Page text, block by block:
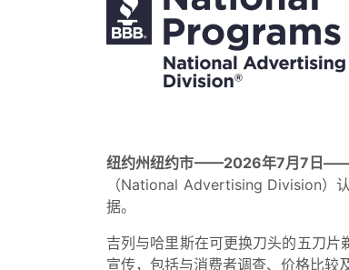
纽约州纽约市——2026年7月7日——
（National Advertising Division）
据。
吉列与哈里斯在可更换刀头的五刀片
宣传，包括与消费者调查、价格比较